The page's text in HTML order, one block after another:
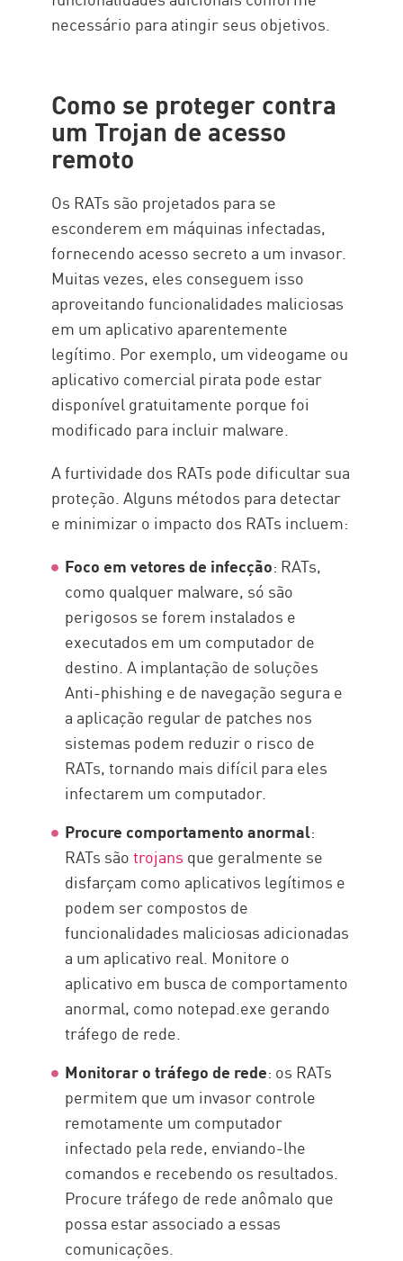
necessário para atingir seus objetivos.
Como se proteger contra
um Trojan de acesso
remoto
Os RATs são projetados para se
esconderem em máquinas infectadas,
fornecendo acesso secreto a um invasor.
Muitas vezes, eles conseguem isso
aproveitando funcionalidades maliciosas
em um aplicativo aparentemente
legítimo. Por exemplo, um videogame ou
aplicativo comercial pirata pode estar
disponível gratuitamente porque foi
modificado para incluir malware.
A furtividade dos RATs pode dificultar sua
proteção. Alguns métodos para detectar
e minimizar o impacto dos RATs incluem:
Foco em vetores de infecção: RATs,
como qualquer malware, só são
perigosos se forem instalados e
executados em um computador de
destino. A implantação de soluções
Anti-phishing e de navegação segura e
a aplicação regular de patches nos
sistemas podem reduzir o risco de
RATs, tornando mais difícil para eles
infectarem um computador.
Procure comportamento anormal:
RATs sãotrojans que geralmente se
disfarçam como aplicativos legítimos e
podem ser compostos de
funcionalidades maliciosas adicionadas
a um aplicativo real. Monitore o
aplicativo em busca de comportamento
anormal, como notepad.exe gerando
tráfego de rede.
Monitorar o tráfego de rede: os RATs
permitem que um invasor controle
remotamente um computador
infectado pela rede, enviando-lhe
comandos e recebendo os resultados.
Procure tráfego de rede anômalo que
possa estar associado a essas
comunicações.